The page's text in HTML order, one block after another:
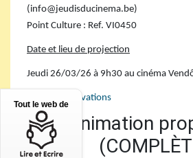
(info@jeudisducinema.be)
Point Culture : Ref. VI0450
Date et lieu de projection
Jeudi 26/03/26 à 9h30 au cinéma
Infos et réservations
Animation
(COMPLÈ
Tout le web de